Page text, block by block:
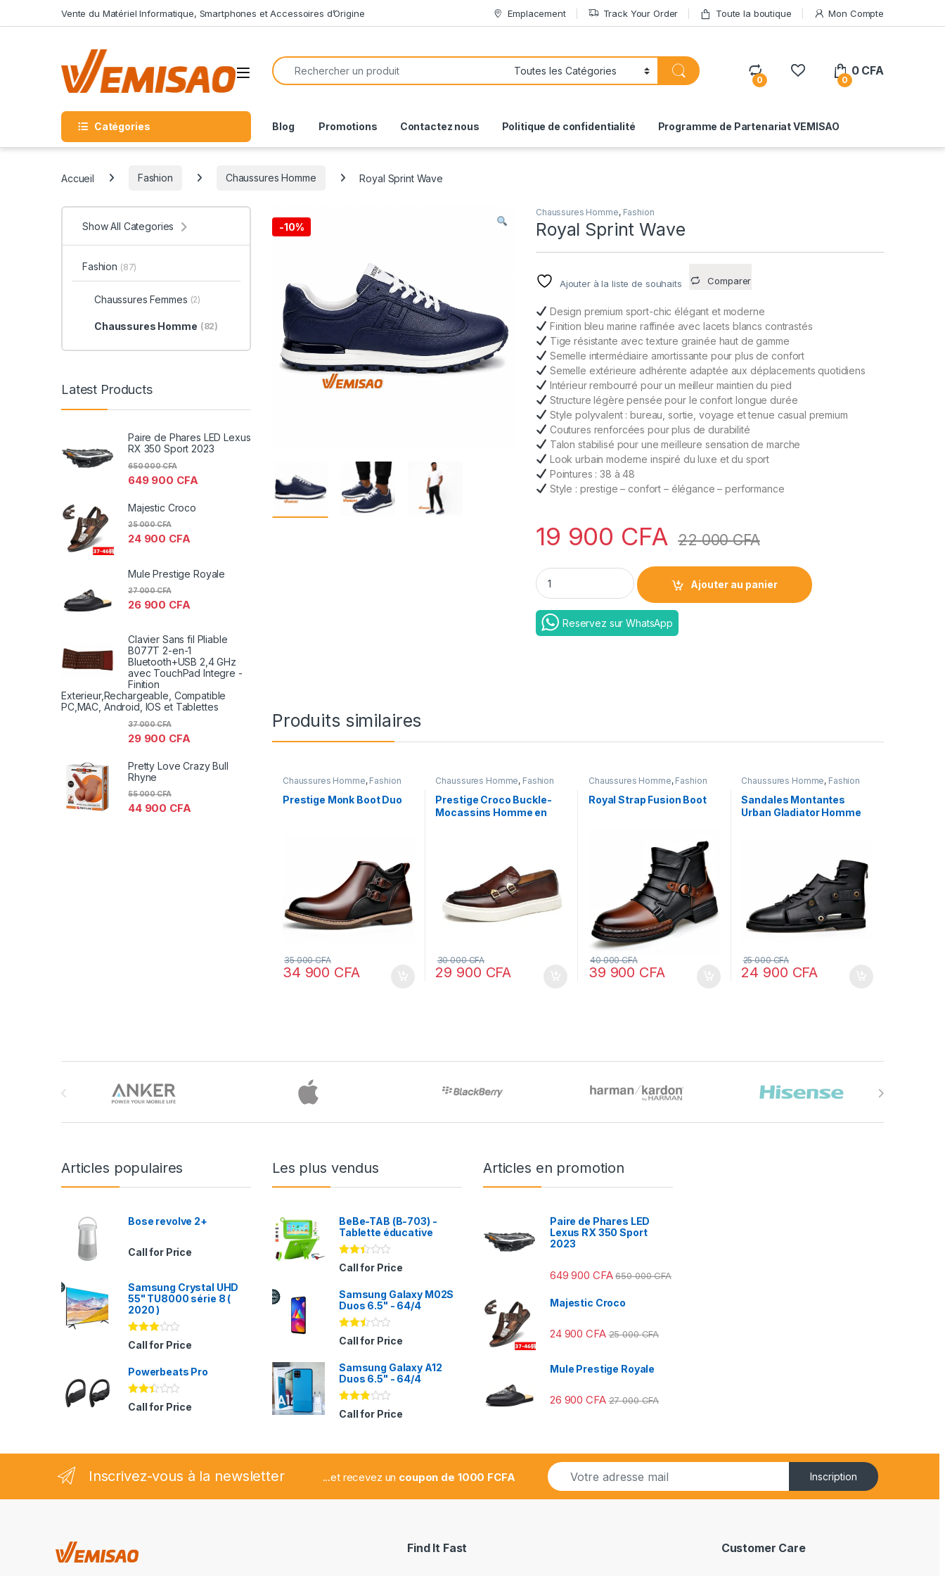
Vente du Matériel Informatique, Smartphones et Accessoires d’Origine Emplacement Track Your Order Toute la boutique Mon Compte
Open
Search for:
0 0
0 CFA
Catégories Blog Promotions Contactez nous Politique de confidentialité Programme de Partenariat VEMISAO
Accueil Fashion Chaussures Homme Royal Sprint Wave
-10%
Chaussures Homme, Fashion
Royal Sprint Wave
Ajouter à la liste de souhaits Comparer
Design premium sport-chic élégant et moderne
Finition bleu marine raffinée avec lacets blancs contrastés
Tige résistante avec texture grainée haut de gamme
Semelle intermédiaire amortissante pour plus de confort
Semelle extérieure adhérente adaptée aux déplacements quotidiens
Intérieur rembourré pour un meilleur maintien du pied
Structure légère pensée pour le confort longue durée
Style polyvalent : bureau, sortie, voyage et tenue casual premium
Coutures renforcées pour plus de durabilité
Talon stabilisé pour une meilleure sensation de marche
Look urbain moderne inspiré du luxe et du sport
Pointures : 38 à 48
Style : prestige – confort – élégance – performance
19 900 CFA 22 000CFA
Royal Sprint Wave quantity
Ajouter au panier
Reservez sur WhatsApp
Produits similaires
Chaussures Homme, Fashion
Prestige Monk Boot Duo
34 900 CFA
35 000CFA
Chaussures Homme, Fashion
Prestige Croco Buckle-
Mocassins Homme en
29 900 CFA
30 000CFA
Chaussures Homme, Fashion
Royal Strap Fusion Boot
39 900 CFA
40 000CFA
Chaussures Homme, Fashion
Sandales Montantes
Urban Gladiator Homme
24 900 CFA
25 000CFA
Show All Categories
Fashion (87)
Chaussures Femmes (2)
Chaussures Homme (82)
Latest Products
Paire de Phares LED Lexus
RX 350 Sport 2023
649 900 CFA
650 000CFA
Majestic Croco
24 900 CFA
25 000CFA
Mule Prestige Royale
26 900 CFA
27 000CFA
Clavier Sans fil Pliable
B077T 2-en-1
Bluetooth+USB 2,4 GHz
avec TouchPad Integre -
Finition
Exterieur,Rechargeable, Compatible
PC,MAC, Android, IOS et Tablettes
29 900 CFA
37 000CFA
Pretty Love Crazy Bull
Rhyne
44 900 CFA
55 000CFA
Articles populaires
Bose revolve 2+
Call for Price
Samsung Crystal UHD
55" TU8000 série 8 (
2020 )
Note
2.94
Call for Price
Powerbeats Pro
Note
2.35
Call for Price
Les plus vendus
BeBe-TAB (B-703) -
Tablette éducative
Note
2.31
5
Call for Price
Samsung Galaxy M02S
Duos 6.5" - 64/4
Note
2.41
5
Call for Price
Samsung Galaxy A12
Duos 6.5" - 64/4
Note
2.78
Call for Price
Articles en promotion
Paire de Phares LED
Lexus RX 350 Sport
2023
649 900 CFA 650 000CFA
Majestic Croco
24 900CFA 25 000CFA
Mule Prestige Royale
26 900CFA 27 000CFA
Inscrivez-vous à la newsletter ...et recevez un coupon de 1000 FCFA
E
m
a
Inscription
Find It Fast Customer Care